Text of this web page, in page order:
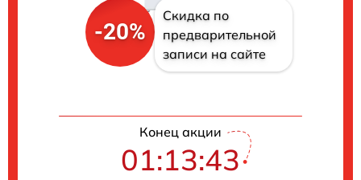
-20%
Скидка по
предварительной
записи на сайте
Конец акции
01:13:42